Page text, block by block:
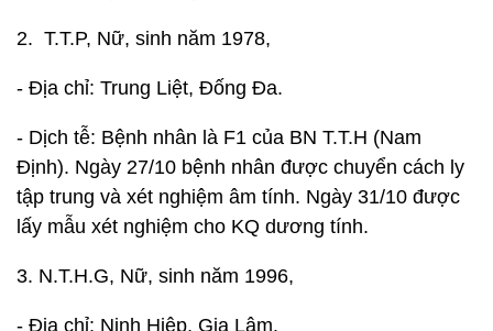
2. T.T.P, Nữ, sinh năm 1978,
- Địa chỉ: Trung Liệt, Đống Đa.
- Dịch tễ: Bệnh nhân là F1 của BN T.T.H (Nam
Định). Ngày 27/10 bệnh nhân được chuyển cách ly
tập trung và xét nghiệm âm tính. Ngày 31/10 được
lấy mẫu xét nghiệm cho KQ dương tính.
3. N.T.H.G, Nữ, sinh năm 1996,
- Địa chỉ: Ninh Hiệp, Gia Lâm.